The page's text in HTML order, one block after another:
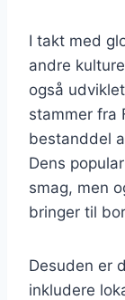
I takt med
andre
også
stammer fra
bestanddel
Dens
smag, men
bringer til
Desuden er
inkludere